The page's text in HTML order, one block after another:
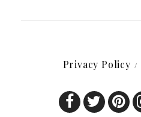
Privacy Policy